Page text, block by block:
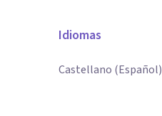
Idiomas
Castellano (Español)